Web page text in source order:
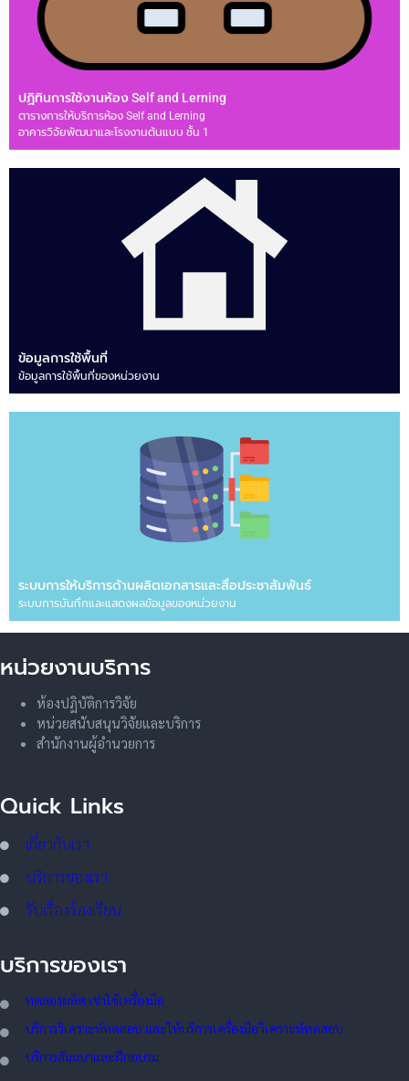
ปฏิทินการใช้งานห้อง Self and Lerning
ตารางการให้บริการห้อง Self and Lerning
อาคารวิจัยพัฒนาและโรงงานต้นแบบ ชั้น 1
ข้อมูลการใช้พื้นที่
ข้อมูลการใช้พื้นที่ของหน่วยงาน
ระบบการให้บริการด้านผลิตเอกสารและสื่อประชาสัมพันธ์
ระบบการบันทึกและแสดงผลข้อมูลของหน่วยงาน
หน่วยงานบริการ
ห้องปฏิบัติการวิจัย
หน่วยสนับสนุนวิจัยและบริการ
สำนักงานผู้อำนวยการ
Quick Links
เกี่ยวกับเรา
บริการของเรา
รับเรื่องร้องเรียน
บริการของเรา
ทดลองผลิต เช่าใช้เครื่องมือ
บริการวิเคราะห์ทดสอบ และให้บริการเครื่องมือวิเคราะห์ทดสอบ
บริการสัมมนาและฝึกอบรม